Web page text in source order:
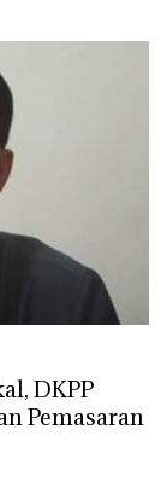
DKPP
Pemasaran